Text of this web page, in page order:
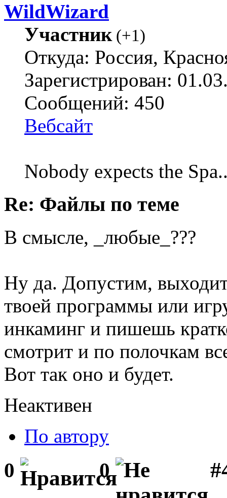
WildWizard
Участник(+1)
Откуда: Россия,
Зарегистрирован:
Сообщений: 450
Вебсайт
Nobody expects the
Re: Файлы по теме
В смысле, _любые_???
Ну да. Допустим,
твоей программы или
инкаминг и пишешь
смотрит и по полочкам
Вот так оно и будет.
Неактивен
По автору
0 0